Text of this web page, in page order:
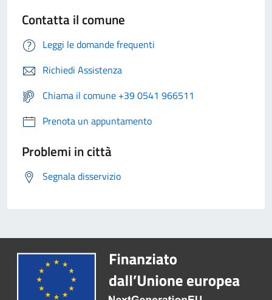
Contatta il comune
Leggi le domande frequenti
Richiedi Assistenza
Chiama il comune +39 0541 966511
Prenota un appuntamento
Problemi in città
Segnala disservizio